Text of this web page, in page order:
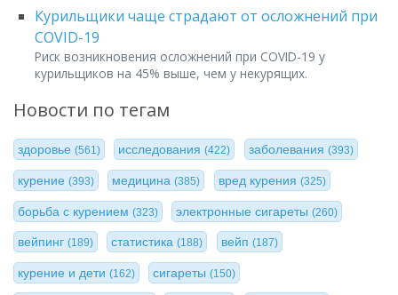
Курильщики чаще страдают от осложнений при
COVID-19
Риск возникновения осложнений при COVID-19 у
курильщиков на 45% выше, чем у некурящих.
Новости по тегам
здоровье (561) исследования(422) заболевания (393)
курение (393) медицина(385) вред курения (325)
борьба с курением (323) электронные сигареты(260)
вейпинг (189) статистика(188) вейп (187)
курение и дети (162) сигареты(150)